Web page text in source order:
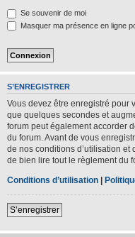
Se souvenir de moi
Masquer ma présence en ligne
S’ENREGISTRER
Vous devez être enregistré pour
que quelques secondes et
forum peut également accorder
du forum. Avant de vous
de nos conditions d’utilisation
de bien lire tout le règlement du
Conditions d’utilisation |
S’enregistrer